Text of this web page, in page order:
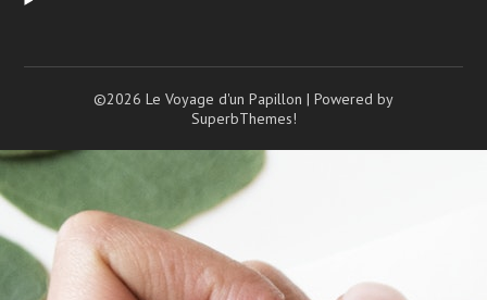
©2026 Le Voyage d'un Papillon | Powered by
SuperbThemes!